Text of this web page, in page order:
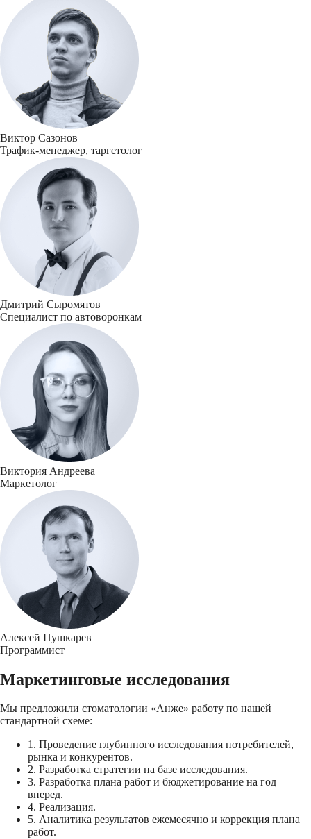
Виктор Сазонов
Трафик-менеджер, таргетолог
Дмитрий Сыромятов
Специалист по автоворонкам
Виктория Андреева
Маркетолог
Алексей Пушкарев
Программист
Маркетинговые исследования
Мы предложили стоматологии «Анже» работу по нашей
стандартной схеме:
1. Проведение глубинного исследования потребителей,
рынка и конкурентов.
2. Разработка стратегии на базе исследования.
3. Разработка плана работ и бюджетирование на год
вперед.
4. Реализация.
5. Аналитика результатов ежемесячно и коррекция плана
работ.